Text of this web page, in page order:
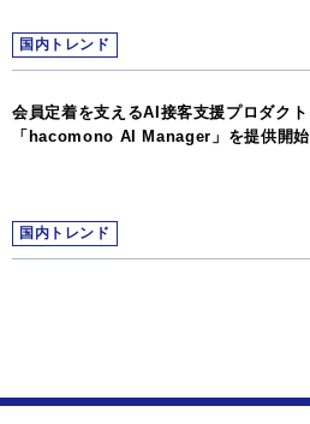
国内トレンド
会員定着を支えるAI接客支援プロダクト
「hacomono AI Manager」を提供開始
国内トレンド